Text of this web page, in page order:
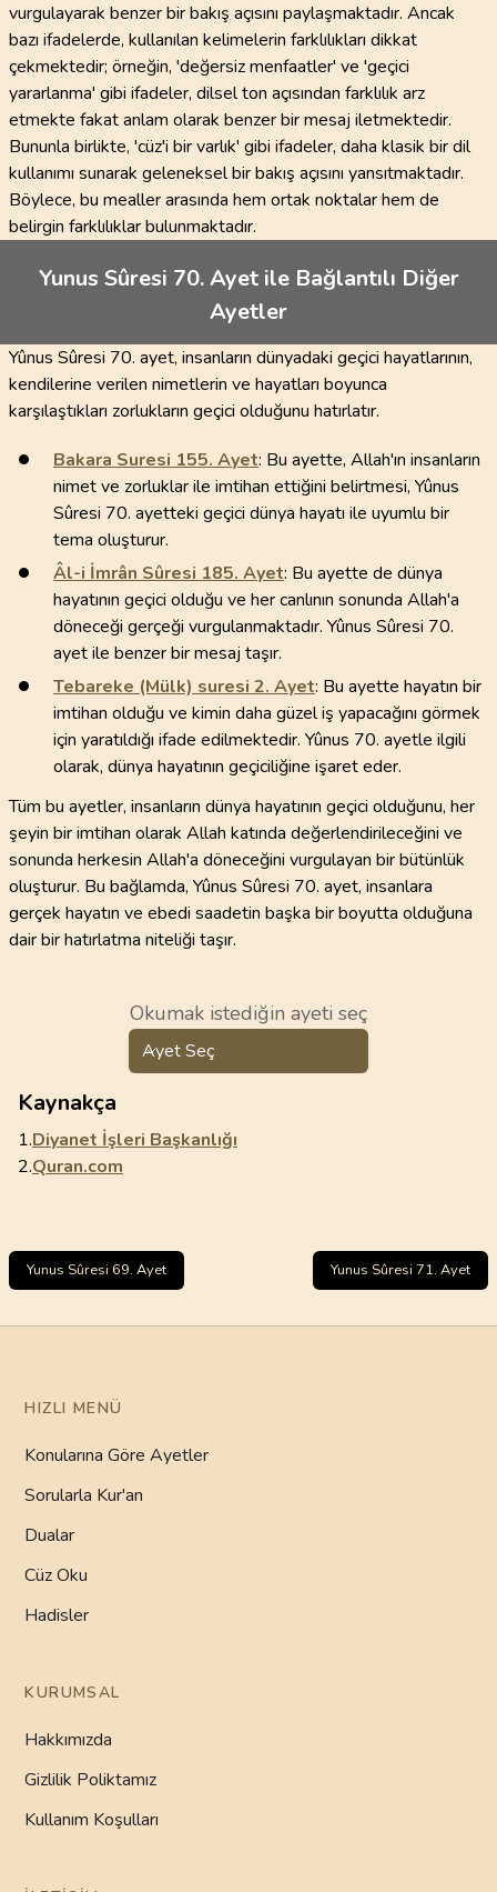
vurgulayarak benzer bir bakış açısını paylaşmaktadır. Ancak
bazı ifadelerde, kullanılan kelimelerin farklılıkları dikkat
çekmektedir; örneğin, 'değersiz menfaatler' ve 'geçici
yararlanma' gibi ifadeler, dilsel ton açısından farklılık arz
etmekte fakat anlam olarak benzer bir mesaj iletmektedir.
Bununla birlikte, 'cüz'i bir varlık' gibi ifadeler, daha klasik bir dil
kullanımı sunarak geleneksel bir bakış açısını yansıtmaktadır.
Böylece, bu mealler arasında hem ortak noktalar hem de
belirgin farklılıklar bulunmaktadır.
Yunus Sûresi 70. Ayet ile Bağlantılı Diğer
Ayetler
Yûnus Sûresi 70. ayet, insanların dünyadaki geçici hayatlarının,
kendilerine verilen nimetlerin ve hayatları boyunca
karşılaştıkları zorlukların geçici olduğunu hatırlatır.
Bakara Suresi 155. Ayet: Bu ayette, Allah'ın insanların
nimet ve zorluklar ile imtihan ettiğini belirtmesi, Yûnus
Sûresi 70. ayetteki geçici dünya hayatı ile uyumlu bir
tema oluşturur.
Âl-i İmrân Sûresi 185. Ayet: Bu ayette de dünya
hayatının geçici olduğu ve her canlının sonunda Allah'a
döneceği gerçeği vurgulanmaktadır. Yûnus Sûresi 70.
ayet ile benzer bir mesaj taşır.
Tebareke (Mülk) suresi 2. Ayet: Bu ayette hayatın bir
imtihan olduğu ve kimin daha güzel iş yapacağını görmek
için yaratıldığı ifade edilmektedir. Yûnus 70. ayetle ilgili
olarak, dünya hayatının geçiciliğine işaret eder.
Tüm bu ayetler, insanların dünya hayatının geçici olduğunu, her
şeyin bir imtihan olarak Allah katında değerlendirileceğini ve
sonunda herkesin Allah'a döneceğini vurgulayan bir bütünlük
oluşturur. Bu bağlamda, Yûnus Sûresi 70. ayet, insanlara
gerçek hayatın ve ebedi saadetin başka bir boyutta olduğuna
dair bir hatırlatma niteliği taşır.
Okumak istediğin ayeti seç
Ayet Seç
Kaynakça
1.Diyanet İşleri Başkanlığı
2.Quran.com
Yunus Sûresi 69. Ayet Yunus Sûresi 71. Ayet
HIZLI MENÜ
Konularına Göre Ayetler
Sorularla Kur'an
Dualar
Cüz Oku
Hadisler
KURUMSAL
Hakkımızda
Gizlilik Poliktamız
Kullanım Koşulları